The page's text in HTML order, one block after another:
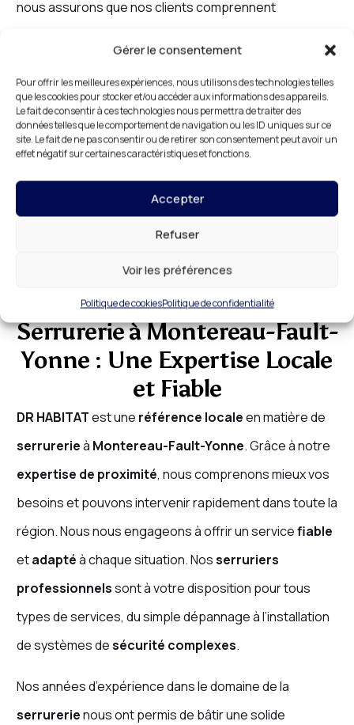
Gérer le consentement
Pour offrir les meilleures expériences, nous utilisons des technologies telles
que les cookies pour stocker et/ou accéder aux informations des appareils.
Le fait de consentir à ces technologies nous permettra de traiter des
données telles que le comportement de navigation ou les ID uniques sur ce
site. Le fait de ne pas consentir ou de retirer son consentement peut avoir un
effet négatif sur certaines caractéristiques et fonctions.
Accepter
Refuser
Voir les préférences
Politique de cookiesPolitique de confidentialité
nous assurons que nos clients comprennent
Nous avons conçu nos prix pour qu’ils soient
accessibles à tous, tout en garantissant une
prestationde qualitésupérieure. Vous pouvez ainsi
bénéficier de services professionnels,
compétitifs, tout en restant dans les limites de votre
Serrurerie à Montereau-Fault-
Yonne : Une Expertise Locale
et Fiable
DR HABITATest une référence localeen matière de
serrurerieà Montereau-Fault-Yonne. Grâce à notre
expertise de proximité, nous comprenons mieux vos
besoins et pouvons intervenir rapidement dans toute la
région. Nous nous engageons à offrir un servicefiable
etadaptéà chaque situation. Nosserruriers
professionnelssont à votre disposition pour tous
types de services, du simple dépannage à l’installation
de systèmes desécurité complexes.
Nos années d’expérience dans le domaine de la
serrurerienous ont permis de bâtir une solide